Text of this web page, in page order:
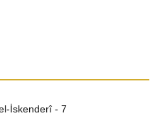
İskenderî - 7